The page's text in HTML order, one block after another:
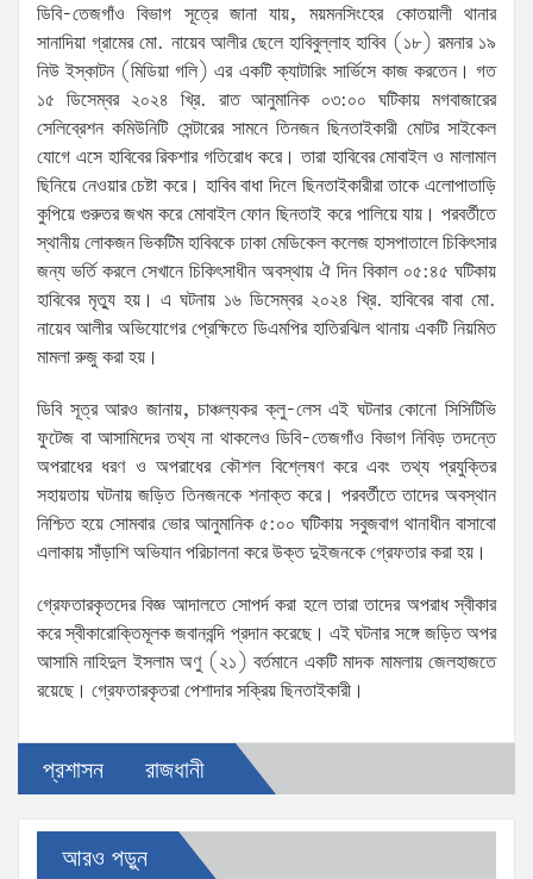
ডিবি-তেজগাঁও বিভাগ ‍সূত্রে জানা যায়, ময়মনসিংহের কোতয়ালী থানার
সানাদিয়া গ্রামের মো. নায়েব আলীর ছেলে হাবিবুল্লাহ হাবিব (১৮) রমনার ১৯
নিউ ইস্কাটন (মিডিয়া গলি) এর একটি ক্যাটারিং সার্ভিসে কাজ করতেন। গত
১৫ ডিসেম্বর ২০২৪ খ্রি. রাত আনুমানিক ০৩:০০ ঘটিকায় মগবাজারের
সেলিব্রেশন কমিউনিটি সেন্টারের সামনে তিনজন ছিনতাইকারী মোটর সাইকেল
যোগে এসে হাবিবের রিকশার গতিরোধ করে। তারা হাবিবের মোবাইল ও মালামাল
ছিনিয়ে নেওয়ার চেষ্টা করে। হাবিব বাধা দিলে ছিনতাইকারীরা তাকে এলোপাতাড়ি
কুপিয়ে গুরুতর জখম করে মোবাইল ফোন ছিনতাই করে পালিয়ে যায়। পরবর্তীতে
স্থানীয় লোকজন ভিকটিম হাবিবকে ঢাকা মেডিকেল কলেজ হাসপাতালে চিকিৎসার
জন্য ভর্তি করলে সেখানে চিকিৎসাধীন অবস্থায় ঐ দিন বিকাল ০৫:৪৫ ঘটিকায়
হাবিবের মৃত্যু হয়। এ ঘটনায় ১৬ ডিসেম্বর ২০২৪ খ্রি. হাবিবের বাবা মো.
নায়েব আলীর অভিযোগের প্রেক্ষিতে ডিএমপির হাতিরঝিল থানায় একটি নিয়মিত
মামলা রুজু করা হয়।
ডিবি সূত্র আরও জানায়, চাঞ্চল্যকর ক্লু-লেস এই ঘটনার কোনো সিসিটিভি
ফুটেজ বা আসামিদের তথ্য না থাকলেও ডিবি-তেজগাঁও বিভাগ নিবিড় তদন্তে
অপরাধের ধরণ ও অপরাধের কৌশল বিশ্লেষণ করে এবং তথ্য প্রযুক্তির
সহায়তায় ঘটনায় জড়িত তিনজনকে শনাক্ত করে। পরবর্তীতে তাদের অবস্থান
নিশ্চিত হয়ে সোমবার ভোর আনুমানিক ৫:০০ ঘটিকায় সবুজবাগ থানাধীন বাসাবো
এলাকায় সাঁড়াশি অভিযান পরিচালনা করে উক্ত দুইজনকে গ্রেফতার করা হয়।
গ্রেফতারকৃতদের বিজ্ঞ আদালতে সোপর্দ করা হলে তারা তাদের অপরাধ স্বীকার
করে স্বীকারোক্তিমূলক জবানবন্দি প্রদান করেছে। এই ঘটনার সঙ্গে জড়িত অপর
আসামি নাহিদুল ইসলাম অণু (২১) বর্তমানে একটি মাদক মামলায় জেলহাজতে
রয়েছে। গ্রেফতারকৃতরা পেশাদার সক্রিয় ছিনতাইকারী।
প্রশাসন রাজধানী
আরও পড়ুন